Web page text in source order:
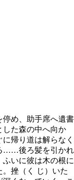
停め、助手席へ遺書
した森の中へ向か
帰り道は解らなく
……後ろ髪を引かれ
いに彼は木の根に
挫（く じ）いた